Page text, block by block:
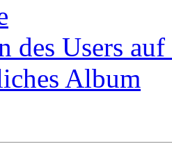
des Users
Album